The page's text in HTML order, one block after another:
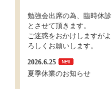
勉強会出席の為、臨時休診
とさせて頂きます。
ご迷惑をおかけしますがよ
ろしくお願いします。
2026.6.25
夏季休業のお知らせ